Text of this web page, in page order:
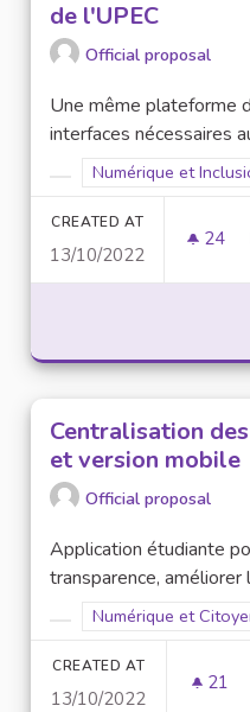
de l'UPEC
Official proposal
Une même plateforme
interfaces nécessaires
Filter results for category:
Filter results for
Numérique et
CREATED AT
13/10/2022
24
Centralisation
et version mobile
Official proposal
Application étudiante
transparence, améliorer
Filter results for category:
Filter results for
Numérique et
CREATED AT
13/10/2022
21